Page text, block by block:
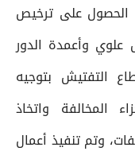
الحصول على ترخيص
علوي وأعمدة الدور
التفتيش بتوجيه
المخالفة واتخاذ
وتم تنفيذ أعمال